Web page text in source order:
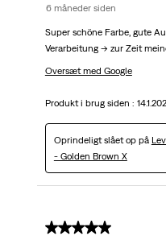
6 måneder siden
Super schöne Farbe, gute
Verarbeitung -> zur Zeit
Oversæt med Google
Produkt i brug siden :
Oprindeligt slået op på
- Golden Brown X
5 ud af 5 stjerner.